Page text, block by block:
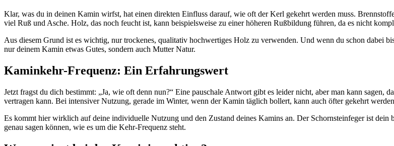
Klar, was du in deinen Kamin wirfst, hat einen direkten Einfluss darauf, wie oft der Kerl gekehrt werden muss.
viel Ruß und Asche. Holz, das noch feucht ist, kann beispielsweise zu einer höheren Rußbildung führen, da es nicht
Aus diesem Grund ist es wichtig, nur trockenes, qualitativ hochwertiges Holz zu verwenden. Und wenn du schon dabei
nur deinem Kamin etwas Gutes, sondern auch Mutter Natur.
Kaminkehr-Frequenz: Ein Erfahrungswert
Jetzt fragst du dich bestimmt: „Ja, wie oft denn nun?“ Eine pauschale Antwort gibt es leider nicht, aber man kann
vertragen kann. Bei intensiver Nutzung, gerade im Winter, wenn der Kamin täglich bollert, kann auch öfter gekehrt
Es kommt hier wirklich auf deine individuelle Nutzung und den Zustand deines Kamins an. Der Schornsteinfeger ist
genau sagen können, wie es um die Kehr-Frequenz steht.